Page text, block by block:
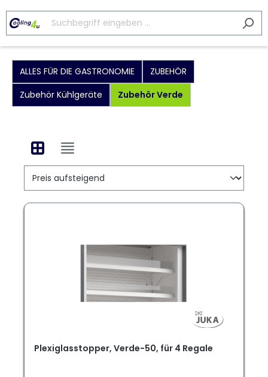
ALLES FÜR DIE GASTRONOMIE
ZUBEHÖR
Zubehör Kühlgeräte
Zubehör Verde
Plexiglasstopper, Verde-50, für 4 Regale